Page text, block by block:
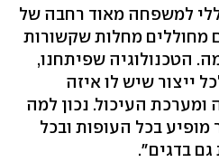
למשפחה מאוד רחבה של
מחוללים מחלות שקשורות
הטכנולוגיה שפיתחנו,
ייצור שיש לו איזה
העיכול. נכון למה
מופיע בכל העופות ובכל
גם בדגים".